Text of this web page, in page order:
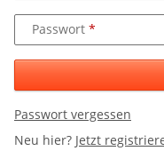
Passwort
Passwort vergessen
Neu hier? Jetzt